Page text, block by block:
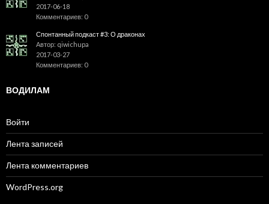
2017-06-18
Комментариев: 0
Спонтанный подкаст #3: О драконах
Автор: qiwichupa
2017-03-27
Комментариев: 0
ВОДИЛАМ
Войти
Лента записей
Лента комментариев
WordPress.org